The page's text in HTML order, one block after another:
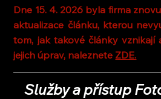
Dne 15. 4. 2026 byla firma
aktualizace článku, kterou
tom, jak takové články vznikají
jejich úprav, naleznete ZDE.
Služby a přístup